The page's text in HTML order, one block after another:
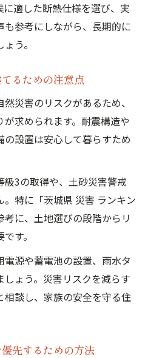
適した断熱仕様を選び、実
参考にしながら、長期的に
う。
るための注意点
災害のリスクがあるため、
求められます。耐震構造や
設置は安心して暮らすため
3の取得や、土砂災害警戒
特に「茨城県 災害 ランキン
に、土地選びの段階からリ
す。
源や蓄電池の設置、雨水タ
ょう。災害リスクを減らす
談し、家族の安全を守る住
先するための方法